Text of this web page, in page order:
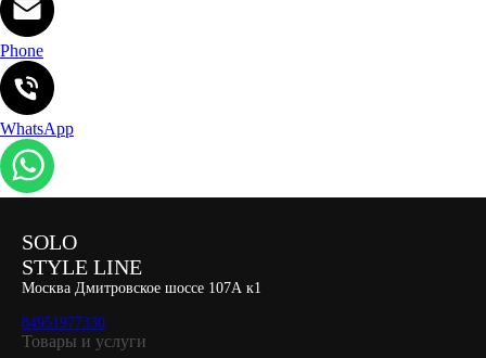
Phone
WhatsApp
SOLO
STYLE LINE
Москва Дмитровское шоссе 107А к1
84951977330
Товары и услуги